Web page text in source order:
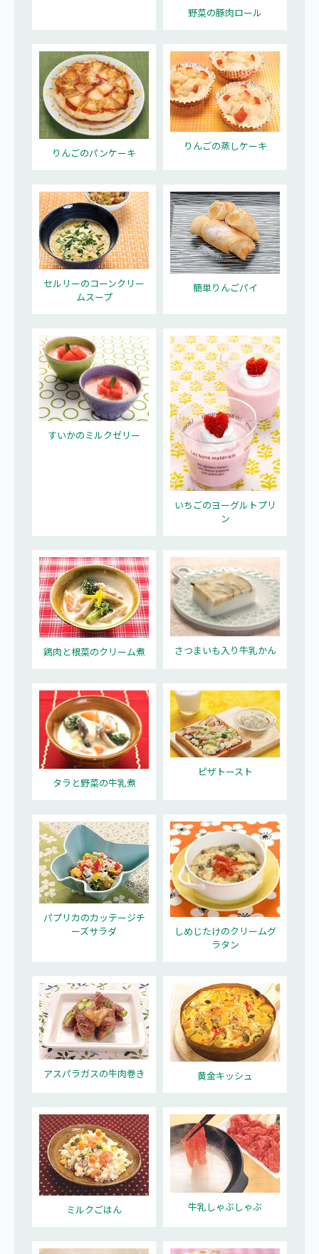
野菜の豚肉ロール
りんごのパンケーキ
りんごの蒸しケーキ
セルリーのコーンクリー
ムスープ
簡単りんごパイ
すいかのミルクゼリー
いちごのヨーグルトプリ
ン
鶏肉と根菜のクリーム煮 さつまいも入り牛乳かん
タラと野菜の牛乳煮
ピザトースト
パプリカのカッテージチ
ーズサラダ
しめじたけのクリームグ
ラタン
アスパラガスの牛肉巻き 黄金キッシュ
ミルクごはん 牛乳しゃぶしゃぶ